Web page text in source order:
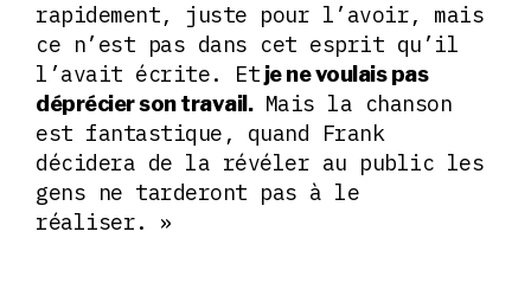
rapidement, juste pour l’avoir, mais
ce n’est pas dans cet esprit qu’il
l’avait écrite. Et je ne voulais pas
déprécier son travail.Mais la chanson
est fantastique, quand Frank
décidera de la révéler au public les
gens ne tarderont pas à le
réaliser. »